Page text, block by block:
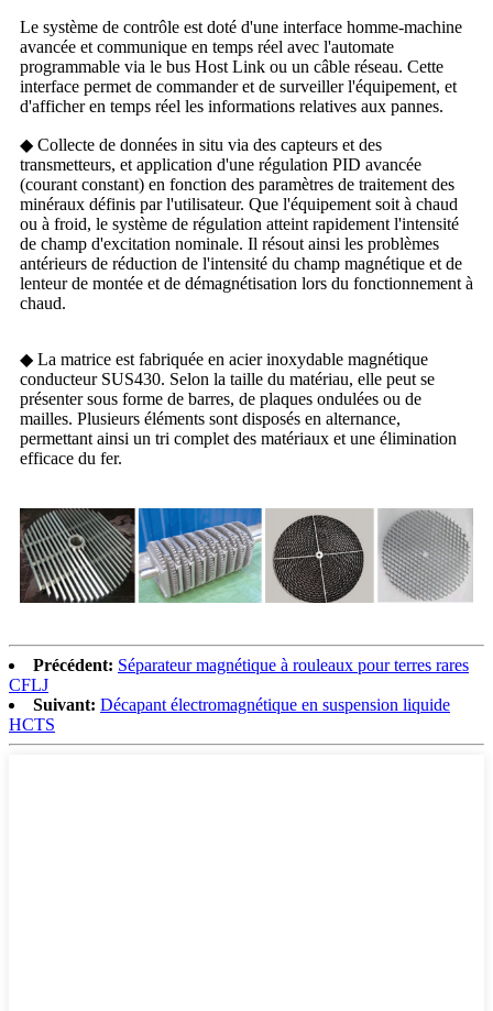
Le système de contrôle est doté d'une interface homme-machine
avancée et communique en temps réel avec l'automate
programmable via le bus Host Link ou un câble réseau. Cette
interface permet de commander et de surveiller l'équipement, et
d'afficher en temps réel les informations relatives aux pannes.
◆ Collecte de données in situ via des capteurs et des
transmetteurs, et application d'une régulation PID avancée
(courant constant) en fonction des paramètres de traitement des
minéraux définis par l'utilisateur. Que l'équipement soit à chaud
ou à froid, le système de régulation atteint rapidement l'intensité
de champ d'excitation nominale. Il résout ainsi les problèmes
antérieurs de réduction de l'intensité du champ magnétique et de
lenteur de montée et de démagnétisation lors du fonctionnement à
chaud.
◆ La matrice est fabriquée en acier inoxydable magnétique
conducteur SUS430. Selon la taille du matériau, elle peut se
présenter sous forme de barres, de plaques ondulées ou de
mailles. Plusieurs éléments sont disposés en alternance,
permettant ainsi un tri complet des matériaux et une élimination
efficace du fer.
Précédent: Séparateur magnétique à rouleaux pour terres rares
CFLJ
Suivant: Décapant électromagnétique en suspension liquide
HCTS